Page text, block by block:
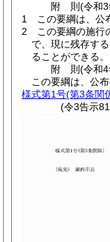
附 則(令和
1
この要綱は、公
2
この要綱の施行
で、現に残存す
ることができる。
附 則(令和
この要綱は、公
様式第1号(第3条関
(令3告示